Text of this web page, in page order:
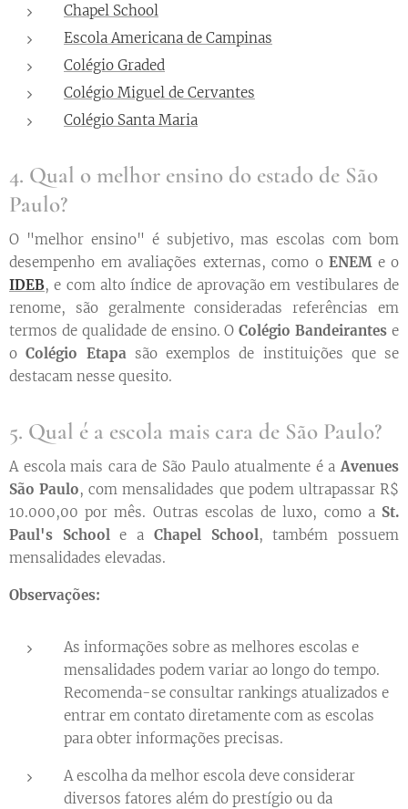
Chapel School
Escola Americana de Campinas
Colégio Graded
Colégio Miguel de Cervantes
Colégio Santa Maria
4. Qual o melhor ensino do estado de São
Paulo?
O "melhor ensino" é subjetivo, mas escolas com bom
desempenho em avaliações externas, como o ENEM e o
IDEB, e com alto índice de aprovação em vestibulares de
renome, são geralmente consideradas referências em
termos de qualidade de ensino. OColégio Bandeirantes e
oColégio Etapa são exemplos de instituições que se
destacam nesse quesito.
5. Qual é a escola mais cara de São Paulo?
A escola mais cara de São Paulo atualmente é a Avenues
São Paulo, com mensalidades que podem ultrapassar R$
10.000,00 por mês. Outras escolas de luxo, como a St.
Paul's School
e a Chapel School , também possuem
mensalidades elevadas.
Observações:
As informações sobre as melhores escolas e
mensalidades podem variar ao longo do tempo.
Recomenda-se consultar rankings atualizados e
entrar em contato diretamente com as escolas
para obter informações precisas.
A escolha da melhor escola deve considerar
diversos fatores além do prestígio ou da